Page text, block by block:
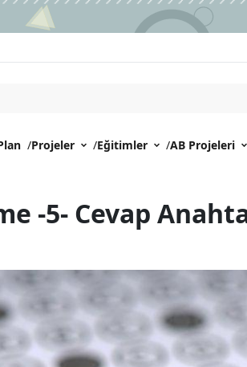
/Projeler /Eğitimler /AB Projeleri
-5- Cevap